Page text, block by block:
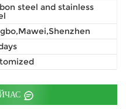
steel and stainless